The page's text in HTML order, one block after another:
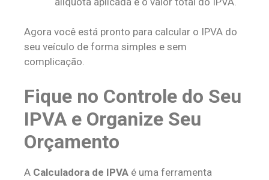
Agora você está pronto para calcular o IPVA do
seu veículo de forma simples e sem
complicação.
Fique no Controle do Seu
IPVA e Organize Seu
Orçamento
A Calculadora de IPVA é uma ferramenta